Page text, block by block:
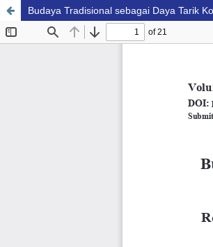
Budaya Tradisional sebagai Daya Tarik